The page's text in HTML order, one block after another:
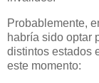
Probablemente,
habría sido optar
distintos estados
este momento: